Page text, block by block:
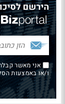
הירשם
אני מאשר קבלת
ו/או באמצעות הסלולר